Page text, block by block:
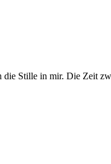
Stille in mir. Die Zeit